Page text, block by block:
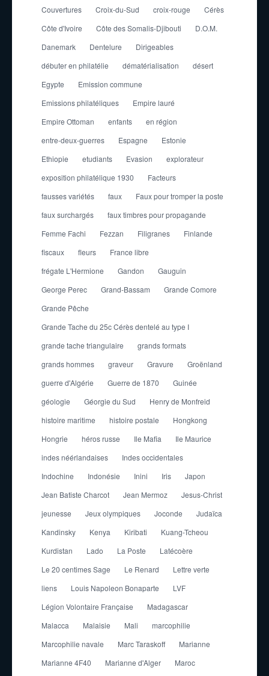
Couvertures
Croix-du-Sud croix-rouge
Cérès
Côte d'Ivoire
Côte des Somalis-Djibouti
D.O.M.
Danemark
Dentelure
Dirigeables
débuter en philatélie
dématérialisation
désert
Egypte
Emission commune
Emissions philatéliques
Empire lauré
Empire Ottoman
enfants
en région
entre-deux-guerres
Espagne
Estonie
Ethiopie
etudiants Evasion
explorateur
exposition philatélique 1930
Facteurs
fausses variétés
faux
Faux pour tromper la poste
faux surchargés
faux timbres pour propagande
Femme Fachi
Fezzan Filigranes
Finlande
fiscaux
fleurs
France libre
frégate L'Hermione
Gandon
Gauguin
George Perec
Grand-Bassam
Grande Comore
Grande Pêche
Grande Tache du 25c Cérès dentelé au type I
grande tache triangulaire
grands formats
grands hommes
graveur Gravure
Groënland
guerre d'Algérie
Guerre de 1870
Guinée
géologie
Géorgie du Sud
Henry de Monfreid
histoire maritime
histoire postale
Hongkong
Hongrie
héros russe Ile Mafia
Ile Maurice
indes néérlandaises
Indes occidentales
Indochine
Indonésie Inini Iris
Japon
Jean Batiste Charcot
Jean Mermoz
Jesus-Christ
jeunesse
Jeux olympiques Joconde
Judaïca
Kandinsky
Kenya Kiribati
Kuang-Tcheou
Kurdistan
Lado La Poste
Latécoère
Le 20 centimes Sage
Le Renard
Lettre verte
liens
Louis Napoleon Bonaparte
LVF
Légion Volontaire Française
Madagascar
Malacca
Malaisie Mali
marcophilie
Marcophilie navale
Marc Taraskoff
Marianne
Marianne 4F40
Marianne d'Alger Maroc